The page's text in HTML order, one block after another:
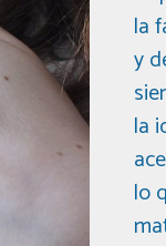
la
y
la
lo